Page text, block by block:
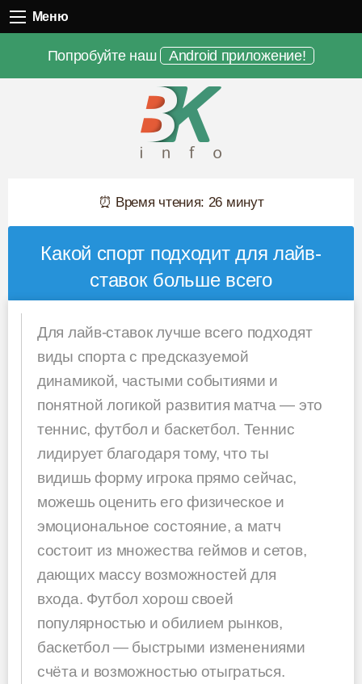
Меню
Попробуйте наш Android приложение!
⏰ Время чтения: 26 минут
Какой спорт подходит для лайв-
ставок больше всего
Для лайв-ставок лучше всего подходят
виды спорта с предсказуемой
динамикой, частыми событиями и
понятной логикой развития матча — это
теннис, футбол и баскетбол. Теннис
лидирует благодаря тому, что ты
видишь форму игрока прямо сейчас,
можешь оценить его физическое и
эмоциональное состояние, а матч
состоит из множества геймов и сетов,
дающих массу возможностей для
входа. Футбол хорош своей
популярностью и обилием рынков,
баскетбол — быстрыми изменениями
счёта и возможностью отыграться.